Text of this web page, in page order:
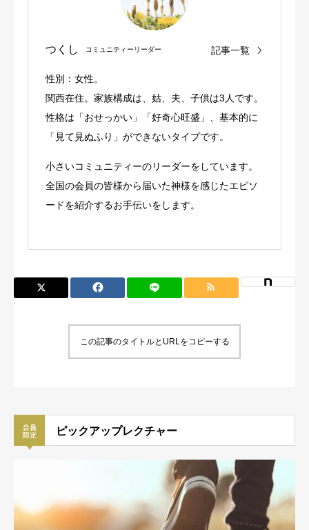
つくし コミュニティーリーダー 記事一覧
性別：女性。
関西在住。家族構成は、姑、夫、子供は3人です。
性格は「おせっかい」「好奇心旺盛」、基本的に
「見て見ぬふり」ができないタイプです。
小さいコミュニティーのリーダーをしています。
全国の会員の皆様から届いた神様を感じたエピソ
ードを紹介するお手伝いをします。
この記事のタイトルとURLをコピーする
ピックアップレクチャー